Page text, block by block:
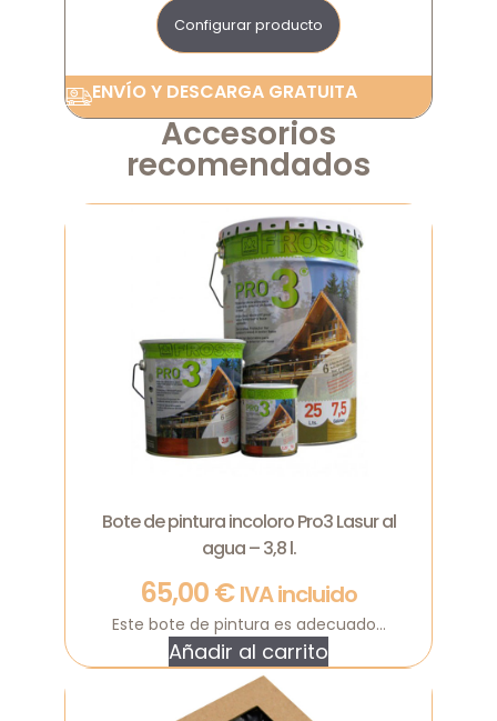
Configurar producto
ENVÍO Y DESCARGA GRATUITA
Accesorios
recomendados
Bote de pintura incoloro Pro3 Lasur al
agua – 3,8 l.
65,00€ IVA incluido
Este bote de pintura es adecuado...
Añadir al carrito